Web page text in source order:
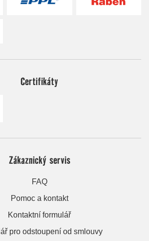
Certifikáty
Zákaznický servis
FAQ
Pomoc a kontakt
Kontaktní formulář
pro odstoupení od smlouvy